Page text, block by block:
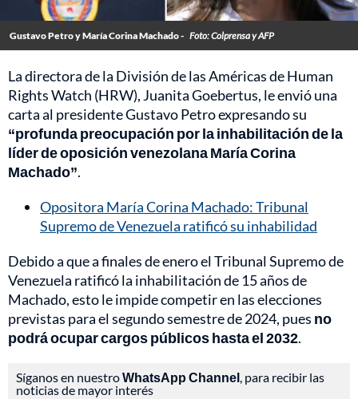
Gustavo Petro y María Corina Machado - Foto: Colprensa y AFP
La directora de la División de las Américas de Human
Rights Watch (HRW), Juanita Goebertus, le envió una
carta al presidente Gustavo Petro expresando su
“profunda preocupación por la inhabilitación de la
líder de oposición venezolana María Corina
Machado”.
Opositora María Corina Machado: Tribunal
Supremo de Venezuela ratificó su inhabilidad
Debido a que a finales de enero el Tribunal Supremo de
Venezuela ratificó la inhabilitación de 15 años de
Machado, esto le impide competir en las elecciones
previstas para el segundo semestre de 2024, pues no
podrá ocupar cargos públicos hasta el 2032.
Síganos en nuestroWhatsApp Channel, para recibir las
noticias de mayor interés